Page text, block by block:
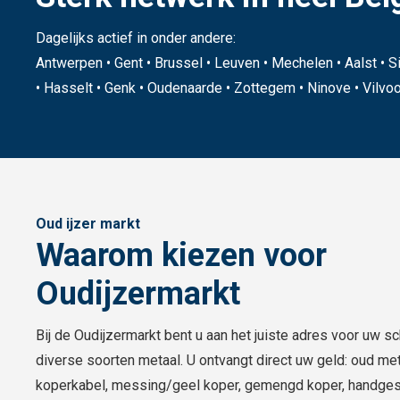
Dagelijks actief in onder andere:
Antwerpen • Gent • Brussel • Leuven • Mechelen • Aalst •
• Hasselt • Genk • Oudenaarde • Zottegem • Ninove •
Oud ijzer markt
Waarom kiezen voor
Oudijzermarkt
Bij de Oudijzermarkt bent u aan het juiste adres voor uw
diverse soorten metaal. U ontvangt direct uw geld: oud
koperkabel, messing/geel koper, gemengd koper,